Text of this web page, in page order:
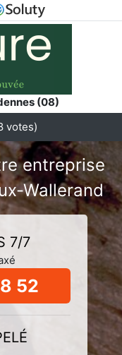
(08)
votes)
entreprise
Wallerand
7/7
52